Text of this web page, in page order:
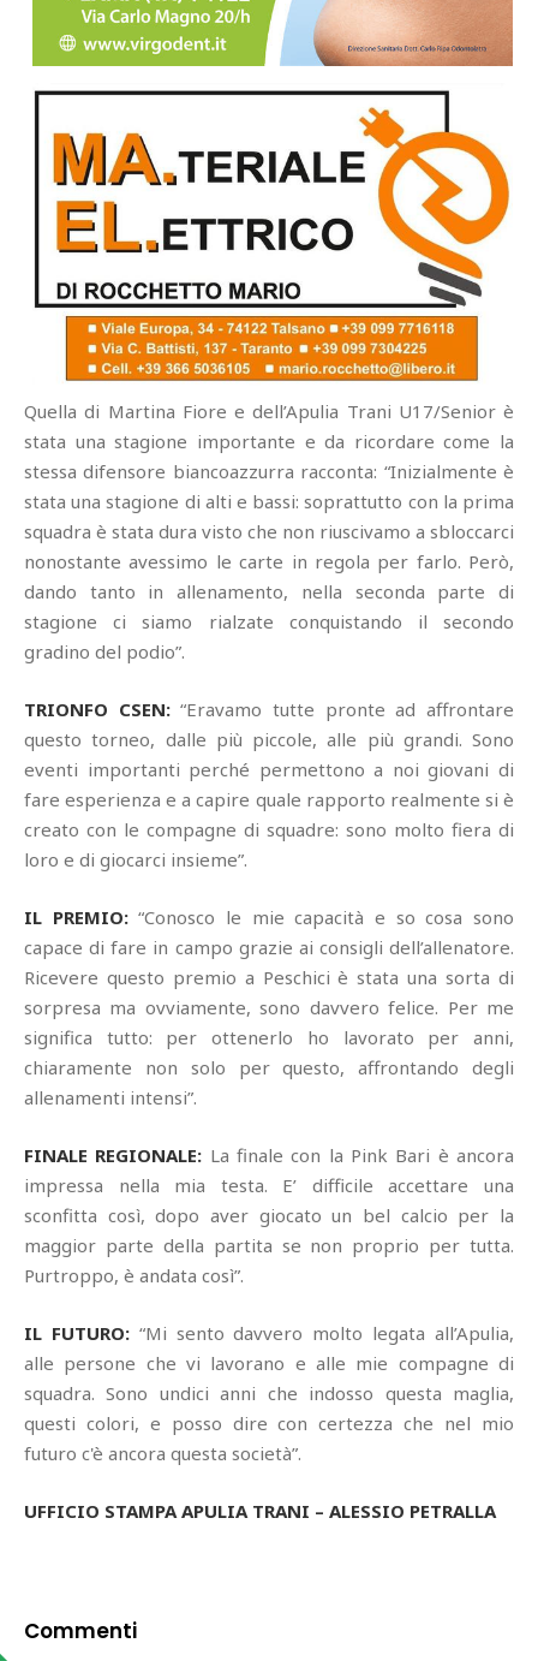
Quella di Martina Fiore e dell’Apulia Trani U17/Senior è
stata una stagione importante e da ricordare come la
stessa difensore biancoazzurra racconta: “Inizialmente è
stata una stagione di alti e bassi: soprattutto con la prima
squadra è stata dura visto che non riuscivamo a sbloccarci
nonostante avessimo le carte in regola per farlo. Però,
dando tanto in allenamento, nella seconda parte di
stagione ci siamo rialzate conquistando il secondo
gradino del podio”.
TRIONFO CSEN:“Eravamo tutte pronte ad affrontare
questo torneo, dalle più piccole, alle più grandi. Sono
eventi importanti perché permettono a noi giovani di
fare esperienza e a capire quale rapporto realmente si è
creato con le compagne di squadre: sono molto fiera di
loro e di giocarci insieme”.
IL PREMIO:“Conosco le mie capacità e so cosa sono
capace di fare in campo grazie ai consigli dell’allenatore.
Ricevere questo premio a Peschici è stata una sorta di
sorpresa ma ovviamente, sono davvero felice. Per me
significa tutto: per ottenerlo ho lavorato per anni,
chiaramente non solo per questo, affrontando degli
allenamenti intensi”.
FINALE REGIONALE: La finale con la Pink Bari è ancora
impressa nella mia testa. E’ difficile accettare una
sconfitta così, dopo aver giocato un bel calcio per la
maggior parte della partita se non proprio per tutta.
Purtroppo, è andata così”.
IL FUTURO:“Mi sento davvero molto legata all’Apulia,
alle persone che vi lavorano e alle mie compagne di
squadra. Sono undici anni che indosso questa maglia,
questi colori, e posso dire con certezza che nel mio
futuro c'è ancora questa società”.
UFFICIO STAMPA APULIA TRANI – ALESSIO PETRALLA
Commenti